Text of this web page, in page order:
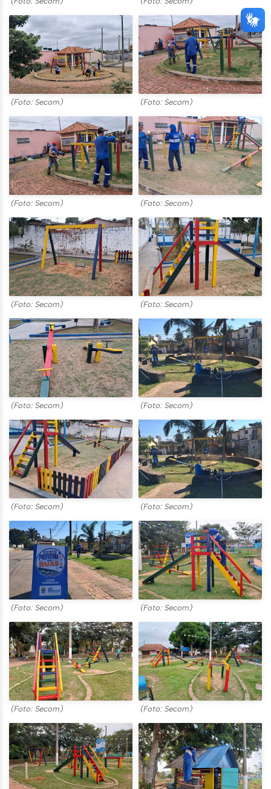
(Foto: Secom) (Foto: Secom)
(Foto: Secom) (Foto: Secom)
(Foto: Secom) (Foto: Secom)
(Foto: Secom) (Foto: Secom)
(Foto: Secom) (Foto: Secom)
(Foto: Secom) (Foto: Secom)
(Foto: Secom) (Foto: Secom)